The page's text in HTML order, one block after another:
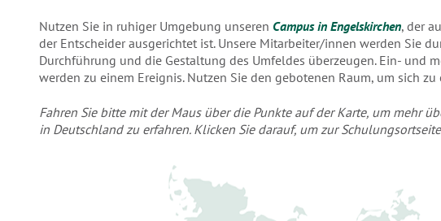
Nutzen Sie in ruhiger Umgebung unseren Campus in Engelskirchen, der
der Entscheider ausgerichtet ist. Unsere Mitarbeiter/innen werden Sie
Durchführung und die Gestaltung des Umfeldes überzeugen. Ein- und
werden zu einem Ereignis. Nutzen Sie den gebotenen Raum, um sich
Fahren Sie bitte mit der Maus über die Punkte auf der Karte, um mehr
in Deutschland zu erfahren. Klicken Sie darauf, um zur